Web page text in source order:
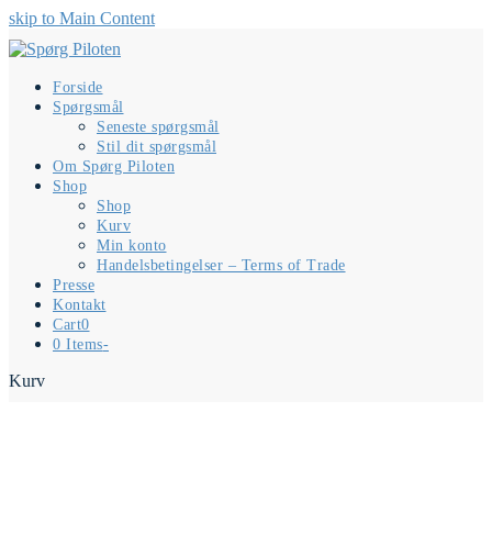
skip to Main Content
Forside
Spørgsmål
Seneste spørgsmål
Stil dit spørgsmål
Om Spørg Piloten
Shop
Shop
Kurv
Min konto
Handelsbetingelser – Terms of Trade
Presse
Kontakt
Cart0
0 Items-
Kurv